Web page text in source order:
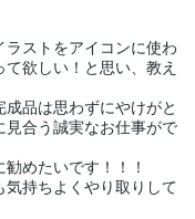
ストをアイコンに使わ
欲しい！と思い、教え
品は思わずにやけがと
合う誠実なお仕事がで
めたいです！！！
持ちよくやり取りして